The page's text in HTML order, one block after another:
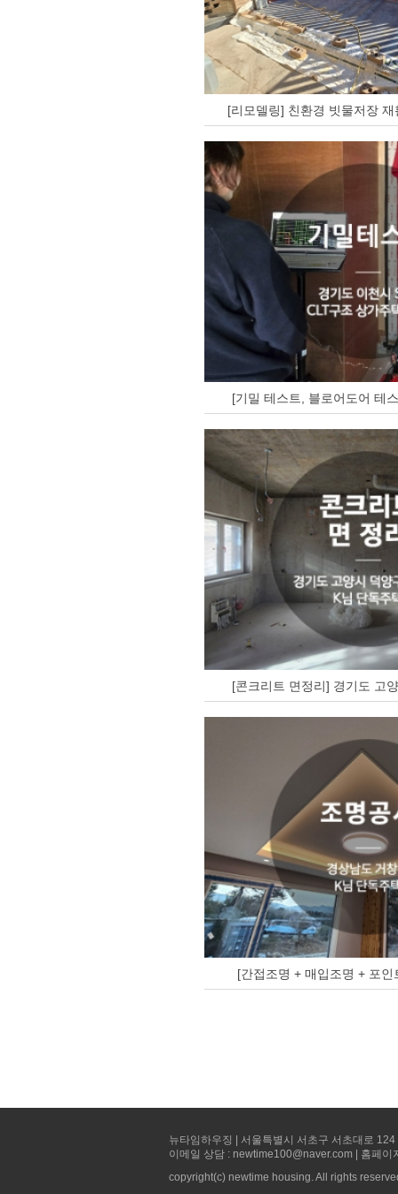
[리모델링] 친환경 빗물저장
[기밀 테스트, 블로어도어 테
[콘크리트 면정리] 경기도 고
[간접조명 + 매입조명 + 포
뉴타임하우징 | 서울특별시 서초구 서초대로
이메일 상담 : newtime100@naver.com | 홈페
copyright(c) newtime housing. All rights